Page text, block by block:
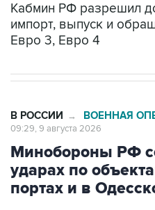
Кабмин РФ разрешил
импорт, выпуск и
Евро 3, Евро 4
В РОССИИ → ВОЕННАЯ
09:29, 9 августа 2026
Минобороны РФ
ударах по
портах и в